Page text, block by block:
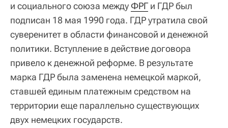
и социального союза между ФРГ и ГДР был
подписан 18 мая 1990 года. ГДР утратила свой
суверенитет в области финансовой и денежной
политики. Вступление в действие договора
привело к денежной реформе. В результате
марка ГДР была заменена немецкой маркой,
ставшей единым платежным средством на
территории еще параллельно существующих
двух немецких государств.